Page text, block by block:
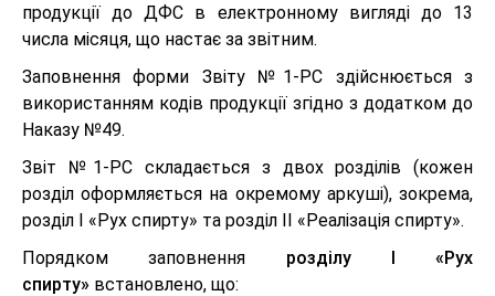
продукції до ДФС в електронному вигляді до 13
числа місяця, що настає за звітним.
Заповнення форми Звіту №1-РС здійснюється з
використанням кодів продукції згідно з додатком до
Наказу №49.
Звіт №1-РС складається з двох розділів (кожен
розділ оформляється на окремому аркуші), зокрема,
розділ І «Рух спирту» та розділ ІІ «Реалізація спирту».
Порядком заповнення розділу І «Рух
спирту» встановлено, що: